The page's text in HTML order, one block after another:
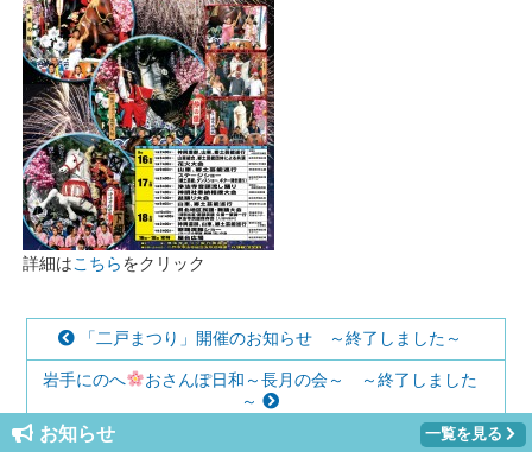
詳細はこちらをクリック
「二戸まつり」開催のお知らせ ～終了しました～
岩手にのへ
おさんぽ日和～長月の会～ ～終了しました
～
お知らせ 一覧を見る